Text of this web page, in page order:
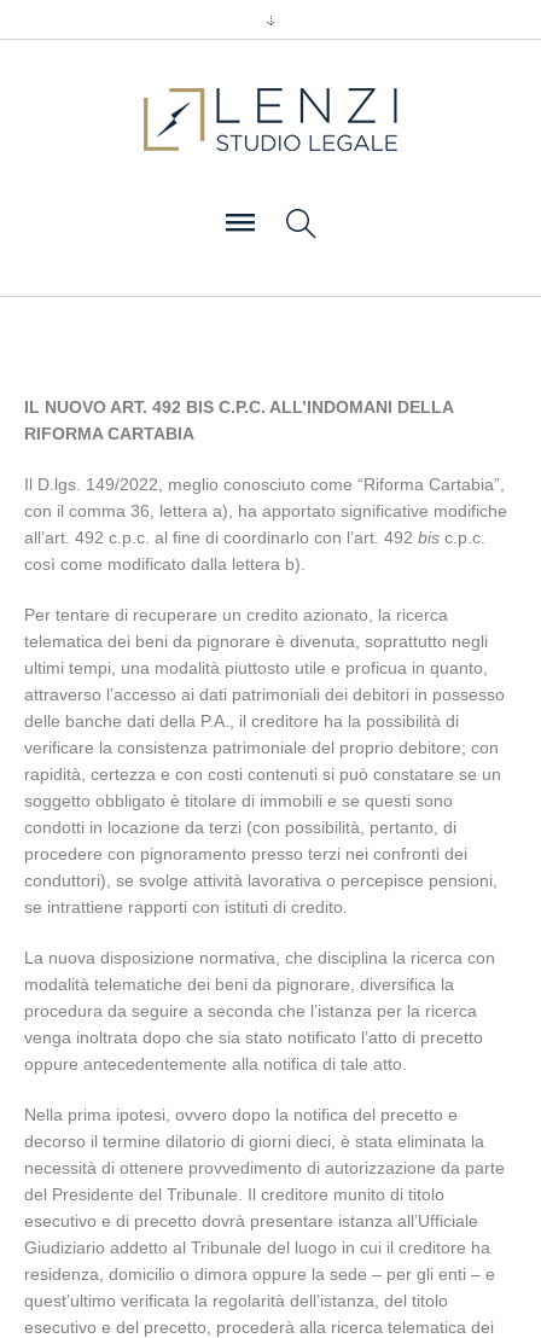
IL NUOVO ART. 492 BIS C.P.C. ALL’INDOMANI DELLA
RIFORMA CARTABIA
Il D.lgs. 149/2022, meglio conosciuto come “Riforma Cartabia”,
con il comma 36, lettera a), ha apportato significative modifiche
all’art. 492 c.p.c. al fine di coordinarlo con l’art. 492 bis c.p.c.
così come modificato dalla lettera b).
Per tentare di recuperare un credito azionato, la ricerca
telematica dei beni da pignorare è divenuta, soprattutto negli
ultimi tempi, una modalità piuttosto utile e proficua in quanto,
attraverso l’accesso ai dati patrimoniali dei debitori in possesso
delle banche dati della P.A., il creditore ha la possibilità di
verificare la consistenza patrimoniale del proprio debitore; con
rapidità, certezza e con costi contenuti si può constatare se un
soggetto obbligato è titolare di immobili e se questi sono
condotti in locazione da terzi (con possibilità, pertanto, di
procedere con pignoramento presso terzi nei confronti dei
conduttori), se svolge attività lavorativa o percepisce pensioni,
se intrattiene rapporti con istituti di credito.
La nuova disposizione normativa, che disciplina la ricerca con
modalità telematiche dei beni da pignorare, diversifica la
procedura da seguire a seconda che l’istanza per la ricerca
venga inoltrata dopo che sia stato notificato l’atto di precetto
oppure antecedentemente alla notifica di tale atto.
Nella prima ipotesi, ovvero dopo la notifica del precetto e
decorso il termine dilatorio di giorni dieci, è stata eliminata la
necessità di ottenere provvedimento di autorizzazione da parte
del Presidente del Tribunale. Il creditore munito di titolo
esecutivo e di precetto dovrà presentare istanza all’Ufficiale
Giudiziario addetto al Tribunale del luogo in cui il creditore ha
residenza, domicilio o dimora oppure la sede – per gli enti – e
quest’ultimo verificata la regolarità dell’istanza, del titolo
esecutivo e del precetto, procederà alla ricerca telematica dei